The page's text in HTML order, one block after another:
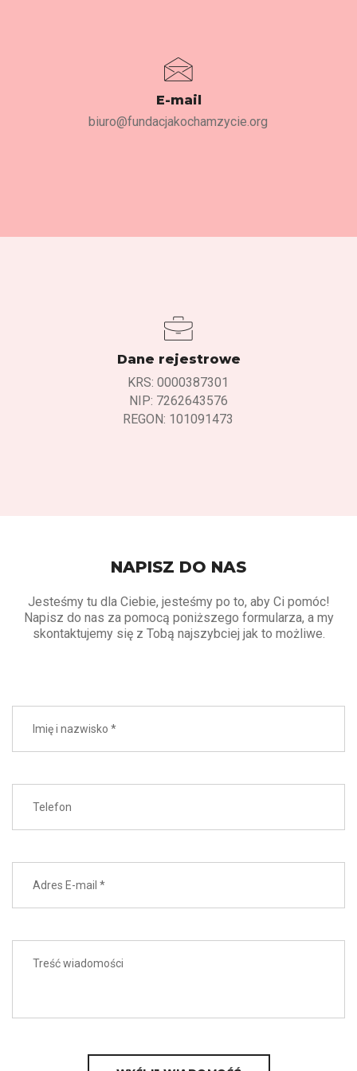
E-mail
biuro@fundacjakochamzycie.org
Dane rejestrowe
KRS: 0000387301
NIP: 7262643576
REGON: 101091473
NAPISZ DO NAS
Jesteśmy tu dla Ciebie, jesteśmy po to, aby Ci pomóc!
Napisz do nas za pomocą poniższego formularza, a my
skontaktujemy się z Tobą najszybciej jak to możliwe.